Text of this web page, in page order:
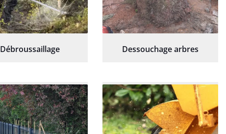
Débroussaillage Dessouchage arbres